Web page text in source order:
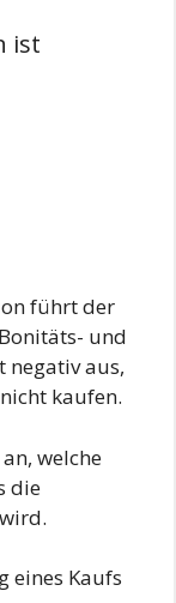
ist
führt der
und
negativ aus,
kaufen.
welche
die
eines Kaufs